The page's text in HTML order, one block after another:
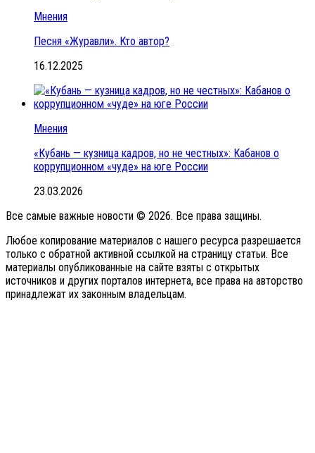
Мнения
Песня «Журавли». Кто автор?
16.12.2025
Мнения
«Кубань — кузница кадров, но не честных»: Кабанов о
коррупционном «чуде» на юге России
23.03.2026
Все самые важные новости © 2026. Все права защины.
Любое копирование материалов с нашего ресурса разрешается
только с обратной активной ссылкой на страницу статьи. Все
материалы опубликованные на сайте взяты с открытых
источников и других порталов интернета, все права на авторство
принадлежат их законным владельцам.